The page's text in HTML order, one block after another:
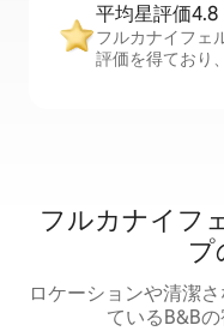
平均星評価4.8
フルカナイフェ
評価を得ており
フルカナイフ
プ
ロケーションや清潔
ているB&B